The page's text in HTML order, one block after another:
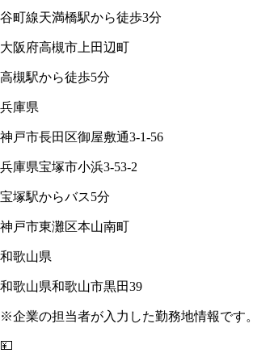
谷町線天満橋駅から徒歩3分
大阪府高槻市上田辺町
高槻駅から徒歩5分
兵庫県
神戸市長田区御屋敷通3-1-56
兵庫県宝塚市小浜3-53-2
宝塚駅からバス5分
神戸市東灘区本山南町
和歌山県
和歌山県和歌山市黒田39
※企業の担当者が入力した勤務地情報です。
💴